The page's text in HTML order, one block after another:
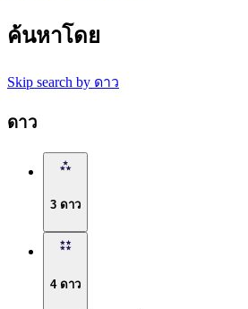
ค้นหาโดย
Skip search by ดาว
ดาว
3 ดาว
4 ดาว